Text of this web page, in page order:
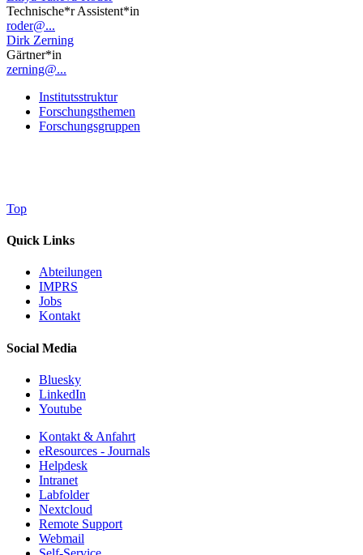
Technische*r Assistent*in
roder@...
Dirk Zerning
Gärtner*in
zerning@...
Institutsstruktur
Forschungsthemen
Forschungsgruppen
Top
Quick Links
Abteilungen
IMPRS
Jobs
Kontakt
Social Media
Bluesky
LinkedIn
Youtube
Kontakt & Anfahrt
eResources - Journals
Helpdesk
Intranet
Labfolder
Nextcloud
Remote Support
Webmail